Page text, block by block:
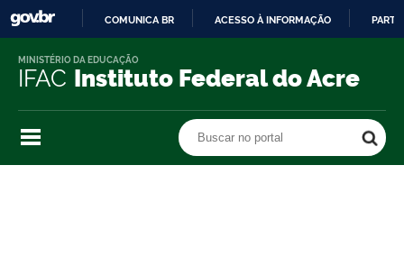
O
COMUNICA BR ACESSO À INFORMAÇÃO
IFAC Instituto Federal do Acre
MINISTÉRIO DA EDUCAÇÃO
Buscar no portal